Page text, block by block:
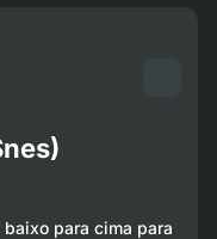
para cima para